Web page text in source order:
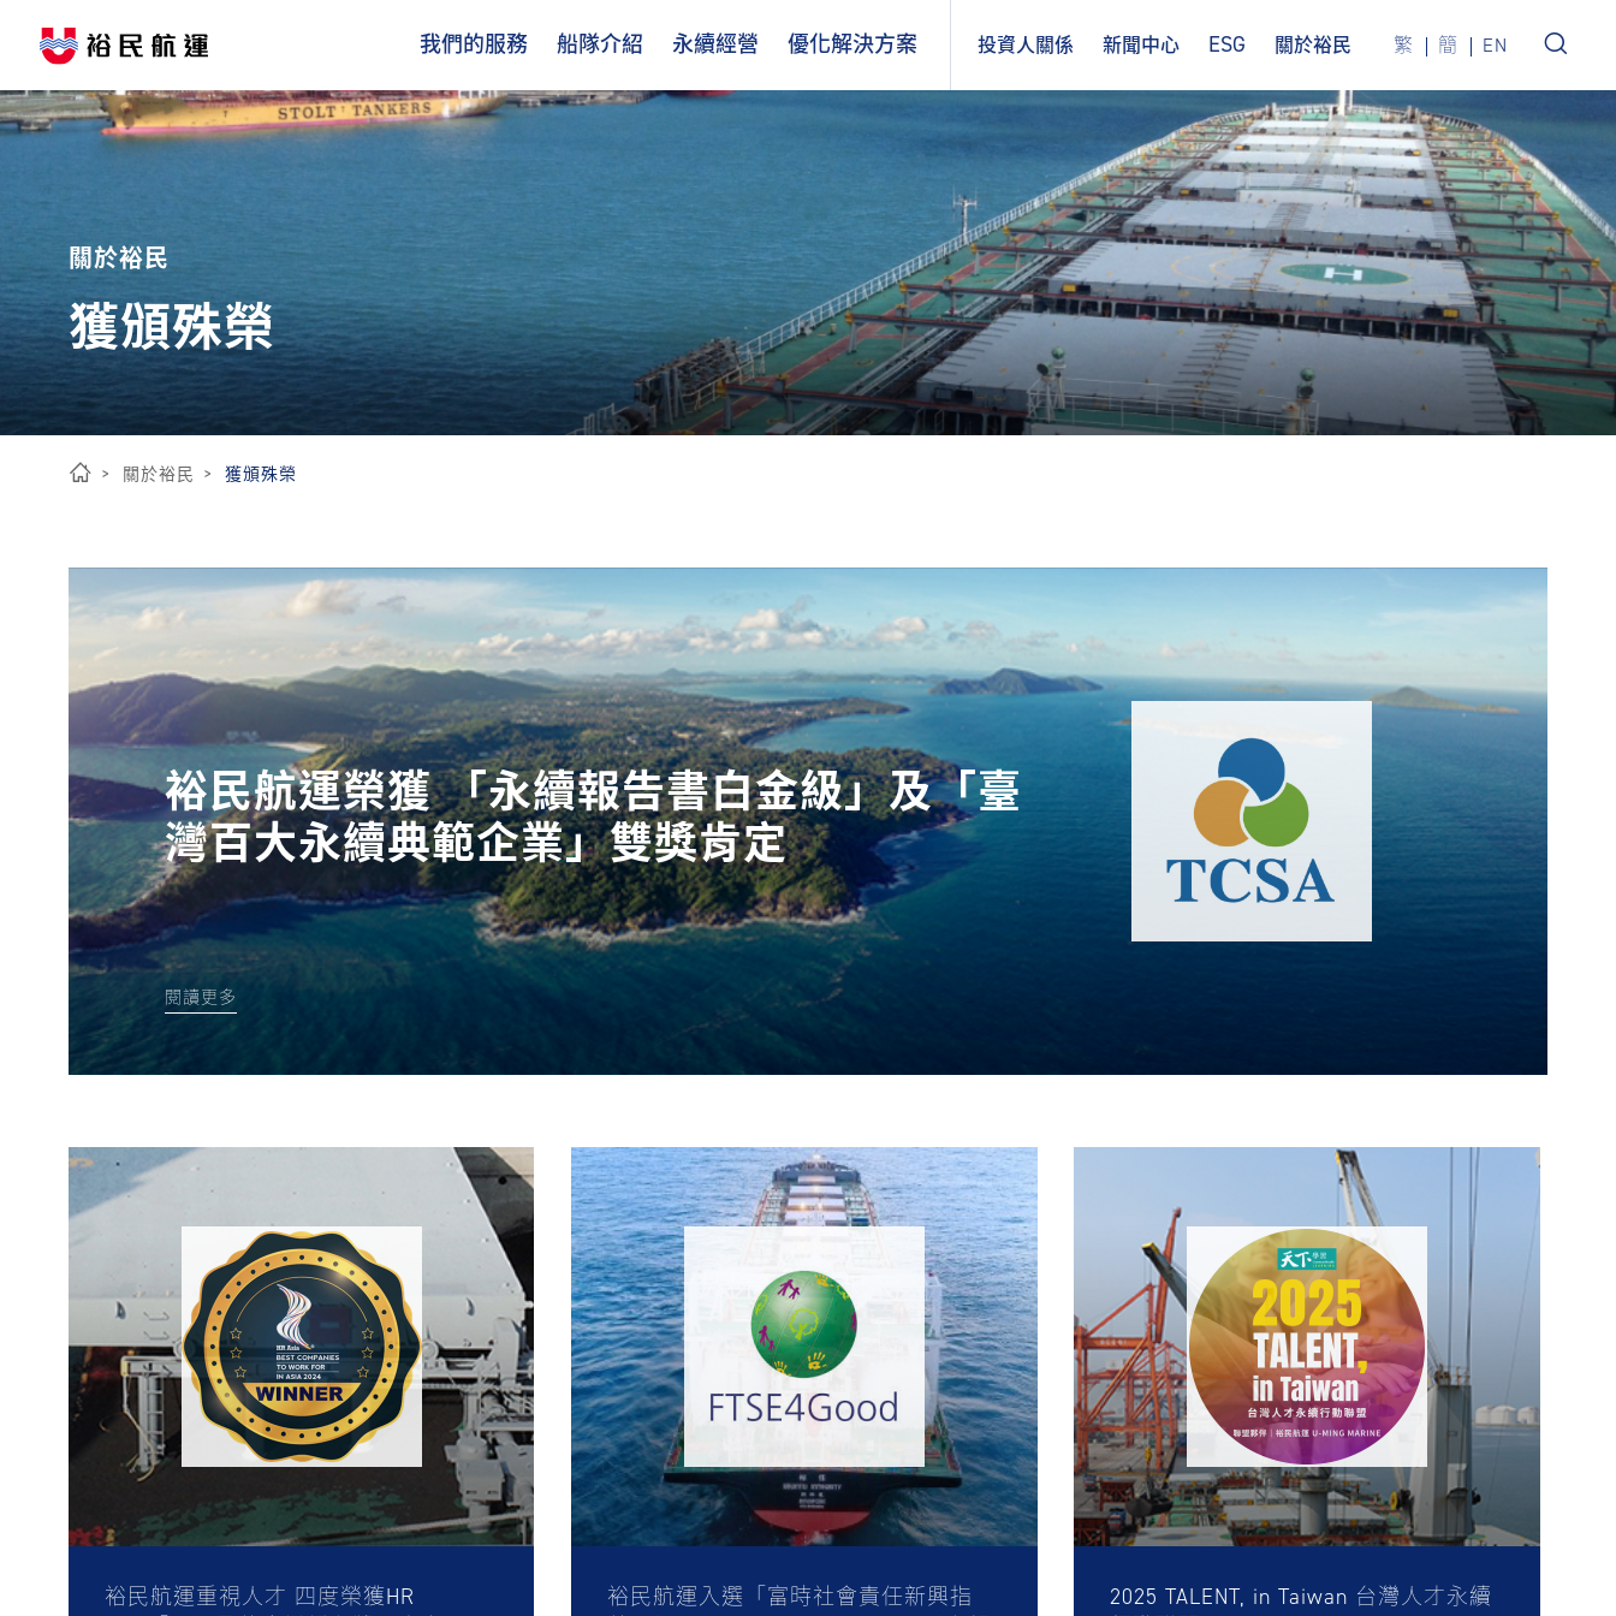
我們的服務 船隊介紹 永續經營 優化解決方案 投資人關係 新聞中心 ESG 關於裕民 繁 簡 EN
關於裕民
獲頒殊榮
關於裕民 獲頒殊榮
裕民航運榮獲 「永續報告書白金級」及「臺
灣百大永續典範企業」雙獎肯定
閱讀更多
裕民航運重視人才 四度榮獲HR
裕民航運入選「富時社會責任新興指
2025 TALENT, in Taiwan 台灣人才永續